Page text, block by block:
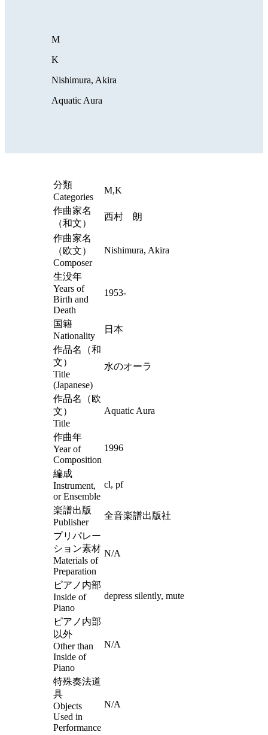
M
K
Nishimura, Akira
Aquatic Aura
分類
Categories
M,K
作曲家名
（和文）
西村 朗
作曲家名
（欧文）
Composer
Nishimura, Akira
生没年
Years of
Birth and
Death
1953-
国籍
Nationality
日本
作品名（和
文）
Title
(Japanese)
水のオーラ
作品名（欧
文）
Title
Aquatic Aura
作曲年
Year of
Composition
1996
編成
Instrument,
or Ensemble
cl, pf
楽譜出版
Publisher
全音楽譜出版社
プリパレー
ション素材
Materials of
Preparation
N/A
ピアノ内部
Inside of
Piano
depress silently, mute
ピアノ内部
以外
Other than
Inside of
Piano
N/A
特殊奏法道
具
Objects
Used in
Performance
N/A